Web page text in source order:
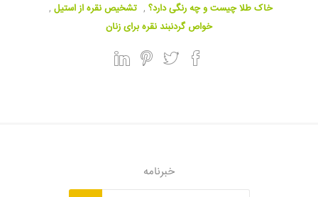
خاک طلا چیست و چه رنگی دارد؟ , تشخیص نقره از استیل ,
خواص گردنبند نقره برای زنان
خبرنامه